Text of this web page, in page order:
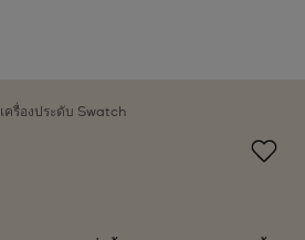
เครื่องประดับ Swatch